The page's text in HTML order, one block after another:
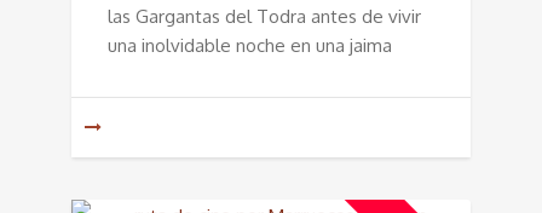
las Gargantas del Todra antes de vivir
una inolvidable noche en una jaima